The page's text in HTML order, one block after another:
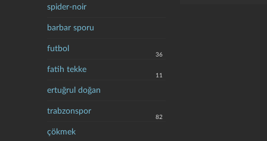
spider-noir
barbar sporu
futbol
36
fatih tekke
11
ertuğrul doğan
trabzonspor
82
çökmek